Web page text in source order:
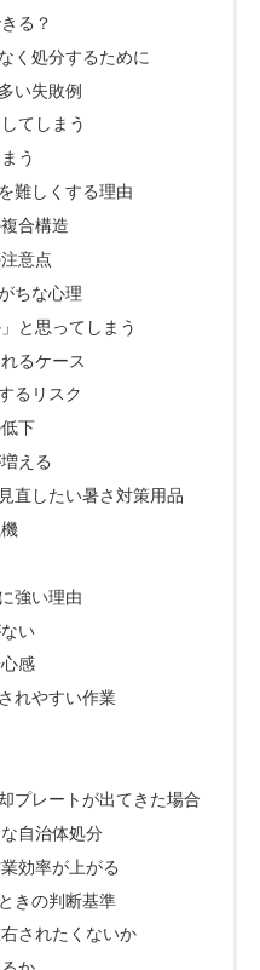
る？
く処分するために
い失敗例
てしまう
う
難しくする理由
合構造
意点
ちな心理
と思ってしまう
るケース
るリスク
下
える
直したい暑さ対策用品
強い理由
い
感
れやすい作業
プレートが出てきた場合
自治体処分
効率が上がる
きの判断基準
されたくないか